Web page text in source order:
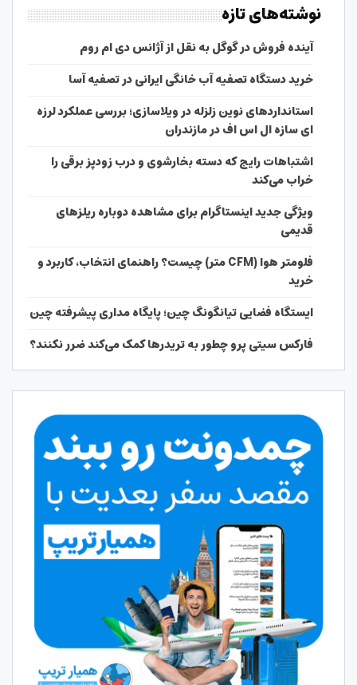
نوشته‌های تازه
آینده فروش در گوگل به نقل از آژانس دی ام روم
خرید دستگاه تصفیه آب خانگی ایرانی در تصفیه آسا
استانداردهای نوین زلزله در ویلاسازی؛ بررسی عملکرد لرزه
ای سازه ال اس اف در مازندران
اشتباهات رایج که دسته بخارشوی و درب زودپز برقی را
خراب می‌کند
ویژگی جدید اینستاگرام برای مشاهده دوباره ریلزهای
قدیمی
فلومتر هوا (CFM متر) چیست؟ راهنمای انتخاب، کاربرد و
خرید
ایستگاه فضایی تیانگونگ چین؛ پایگاه مداری پیشرفته چین
فارکس سیتی پرو چطور به تریدرها کمک می‌کند ضرر نکنند؟